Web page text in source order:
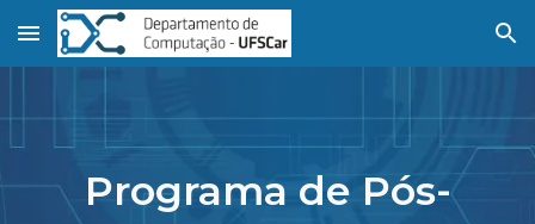
Skip to main content Skip to navigation
Programa de Pós-